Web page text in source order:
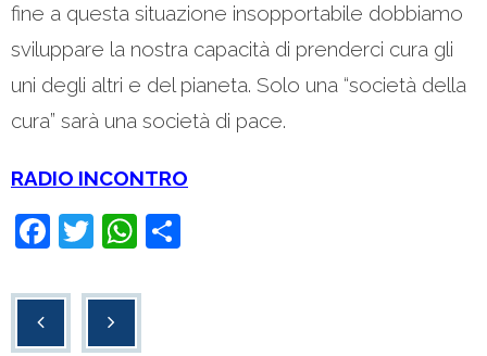
fine a questa situazione insopportabile dobbiamo
sviluppare la nostra capacità di prenderci cura gli
uni degli altri e del pianeta. Solo una “società della
cura” sarà una società di pace.
RADIO INCONTRO
F
c
T
tt
er
W
at